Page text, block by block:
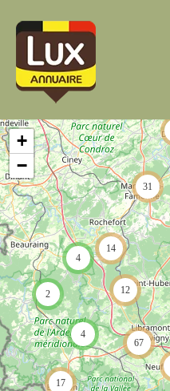
17
2
4
4
12
67
14
31
+
−